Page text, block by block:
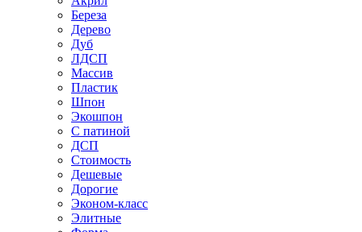
Береза
Дерево
Дуб
ЛДСП
Массив
Пластик
Шпон
Экошпон
С патиной
ДСП
Стоимость
Дешевые
Дорогие
Эконом-класс
Элитные